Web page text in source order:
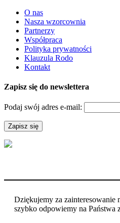
O nas
Nasza wzorcownia
Partnerzy
Współpraca
Polityka prywatności
Klauzula Rodo
Kontakt
Zapisz się do newslettera
Podaj swój adres e-mail:
Dziękujemy za zainteresowanie
szybko odpowiemy na Państwa